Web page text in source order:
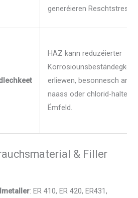
generéieren Reschtstress.
HAZ kann reduzéierter
Korrosiounsbeständegkeet
erliewen, besonnesch an
naass oder chlorid-haltege
Ëmfeld.
& Filler
: ER 410, ER 420, ER431,